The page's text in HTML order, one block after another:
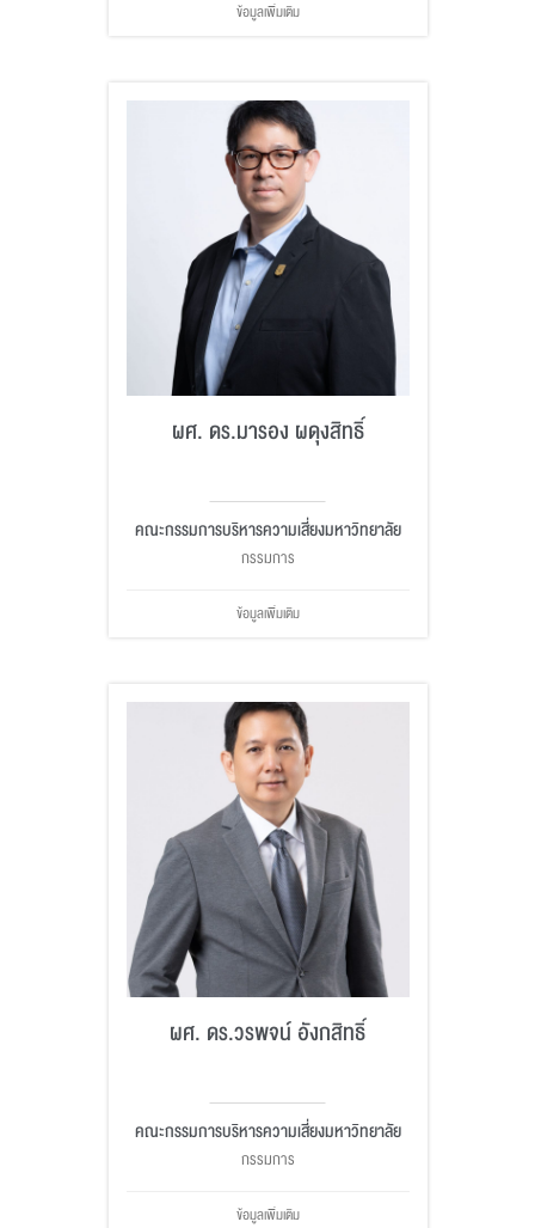
ข้อมูลเพิ่มเติม
ผศ. ดร.มารอง ผดุงสิทธิ์
คณะกรรมการบริหารความเสี่ยงมหาวิทยาลัย
กรรมการ
ข้อมูลเพิ่มเติม
ผศ. ดร.วรพจน์ อังกสิทธิ์
คณะกรรมการบริหารความเสี่ยงมหาวิทยาลัย
กรรมการ
ข้อมูลเพิ่มเติม